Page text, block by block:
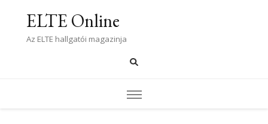
ELTE Online
Az ELTE hallgatói magazinja